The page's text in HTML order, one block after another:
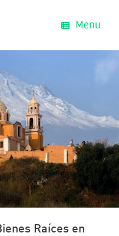
Menu
Raíces en